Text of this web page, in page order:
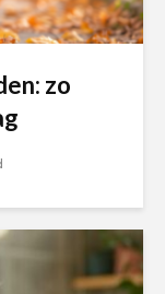
zo